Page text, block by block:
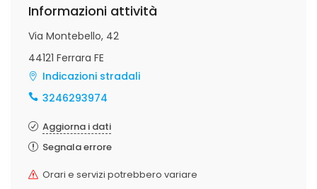
Informazioni attività
Via Montebello, 42
44121 Ferrara FE
Indicazioni stradali
3246293974
Aggiorna i dati
Segnala errore
Orari e servizi potrebbero variare